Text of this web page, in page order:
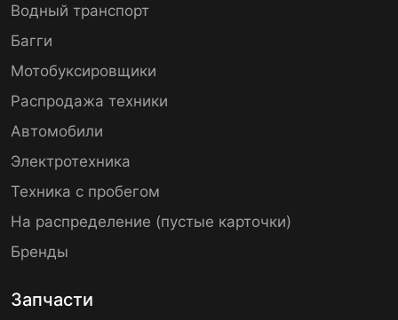
Водный транспорт
Багги
Мотобуксировщики
Распродажа техники
Автомобили
Электротехника
Техника с пробегом
На распределение (пустые карточки)
Бренды
Запчасти